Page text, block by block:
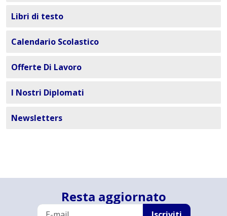
Libri di testo
Calendario Scolastico
Offerte Di Lavoro
I Nostri Diplomati
Newsletters
Resta aggiornato